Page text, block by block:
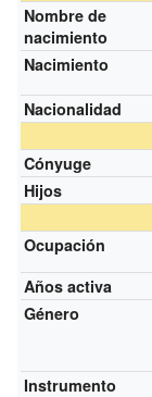
Nombre de
nacimiento
Nacimiento
Nacionalidad
Cónyuge
Hijos
Ocupación
Años activa
Género
Instrumento